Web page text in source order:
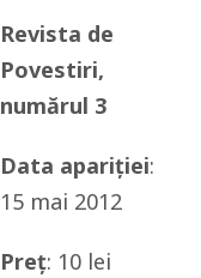
Revista de
Povestiri,
numărul 3
Data apariției:
15 mai 2012
Preț: 10 lei